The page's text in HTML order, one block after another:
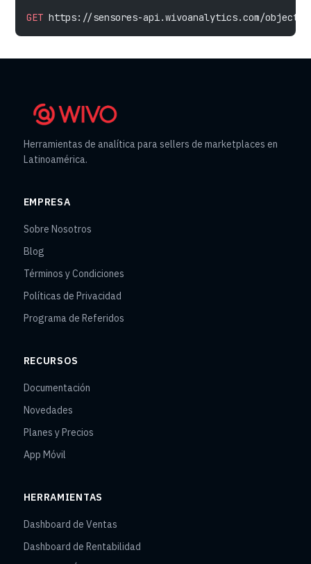
GET https://sensores-api.wivoanalytics.com/
Herramientas de analítica para sellers de marketplaces en
Latinoamérica.
EMPRESA
Sobre Nosotros
Blog
Términos y Condiciones
Políticas de Privacidad
Programa de Referidos
RECURSOS
Documentación
Novedades
Planes y Precios
App Móvil
HERRAMIENTAS
Dashboard de Ventas
Dashboard de Rentabilidad